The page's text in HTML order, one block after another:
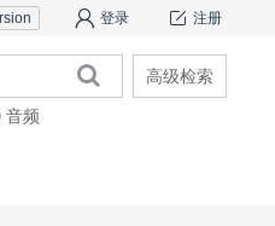
注册
登录
音频
高级检索